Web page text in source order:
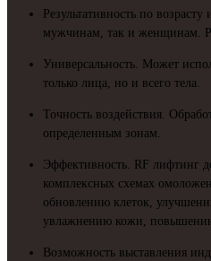
Результативность по
мужчинам, так и женщинам.
Универсальность. Может
только лица, но и всего тела.
Точность воздействия.
определенным зонам.
Эффективность. RF лифтинг
комплексных схемах
обновлению клеток,
увлажнению кожи,
Возможность выставления